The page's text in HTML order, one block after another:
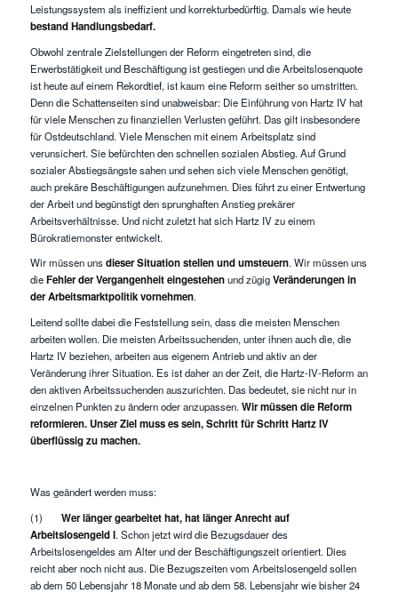
Leistungssystem als ineffizient und korrekturbedürftig. Damals wie heute
bestand Handlungsbedarf.
Obwohl zentrale Zielstellungen der Reform eingetreten sind, die
Erwerbstätigkeit und Beschäftigung ist gestiegen und die Arbeitslosenquote
ist heute auf einem Rekordtief, ist kaum eine Reform seither so umstritten.
Denn die Schattenseiten sind unabweisbar: Die Einführung von Hartz IV hat
für viele Menschen zu finanziellen Verlusten geführt. Das gilt insbesondere
für Ostdeutschland. Viele Menschen mit einem Arbeitsplatz sind
verunsichert. Sie befürchten den schnellen sozialen Abstieg. Auf Grund
sozialer Abstiegsängste sahen und sehen sich viele Menschen genötigt,
auch prekäre Beschäftigungen aufzunehmen. Dies führt zu einer Entwertung
der Arbeit und begünstigt den sprunghaften Anstieg prekärer
Arbeitsverhältnisse. Und nicht zuletzt hat sich Hartz IV zu einem
Bürokratiemonster entwickelt.
Wir müssen unsdieser Situation stellen und umsteuern. Wir müssen uns
dieFehler der Vergangenheit eingestehenund zügigVeränderungen in
der Arbeitsmarktpolitik vornehmen.
Leitend sollte dabei die Feststellung sein, dass die meisten Menschen
arbeiten wollen. Die meisten Arbeitssuchenden, unter ihnen auch die, die
Hartz IV beziehen, arbeiten aus eigenem Antrieb und aktiv an der
Veränderung ihrer Situation. Es ist daher an der Zeit, die Hartz-IV-Reform an
den aktiven Arbeitssuchenden auszurichten. Das bedeutet, sie nicht nur in
einzelnen Punkten zu ändern oder anzupassen.Wir müssen die Reform
reformieren. Unser Ziel muss es sein, Schritt für Schritt Hartz IV
überflüssig zu machen.
Was geändert werden muss:
(1) Wer länger gearbeitet hat, hat länger Anrecht auf
Arbeitslosengeld I. Schon jetzt wird die Bezugsdauer des
Arbeitslosengeldes am Alter und der Beschäftigungszeit orientiert. Dies
reicht aber noch nicht aus. Die Bezugszeiten vom Arbeitslosengeld sollen
ab dem 50 Lebensjahr 18 Monate und ab dem 58. Lebensjahr wie bisher 24